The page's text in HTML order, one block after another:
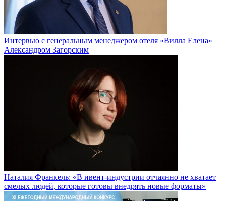
Интервью с генеральным менеджером отеля «Вилла Елена»
Александром Загорским
Наталия Франкель: «В ивент-индустрии отчаянно не хватает
смелых людей, которые готовы внедрять новые форматы»